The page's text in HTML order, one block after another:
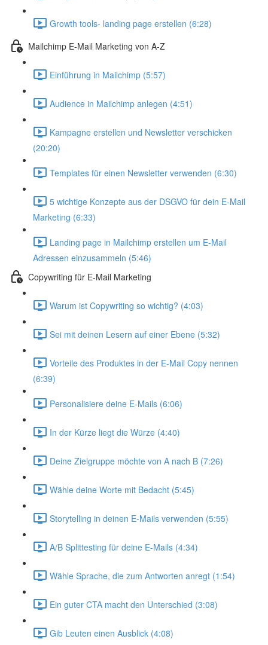
Growth tools- landing page erstellen (6:28)
Mailchimp E-Mail Marketing von A-Z
Einführung in Mailchimp (5:57)
Audience in Mailchimp anlegen (4:51)
Kampagne erstellen und Newsletter verschicken
(20:20)
Templates für einen Newsletter verwenden (6:30)
5 wichtige Konzepte aus der DSGVO für dein E-Mail
Marketing (6:33)
Landing page in Mailchimp erstellen um E-Mail
Adressen einzusammeln (5:46)
Copywriting für E-Mail Marketing
Warum ist Copywriting so wichtig? (4:03)
Sei mit deinen Lesern auf einer Ebene (5:32)
Vorteile des Produktes in der E-Mail Copy nennen
(6:39)
Personalisiere deine E-Mails (6:06)
In der Kürze liegt die Würze (4:40)
Deine Zielgruppe möchte von A nach B (7:26)
Wähle deine Worte mit Bedacht (5:45)
Storytelling in deinen E-Mails verwenden (5:55)
A/B Splittesting für deine E-Mails (4:34)
Wähle Sprache, die zum Antworten anregt (1:54)
Ein guter CTA macht den Unterschied (3:08)
Gib Leuten einen Ausblick (4:08)